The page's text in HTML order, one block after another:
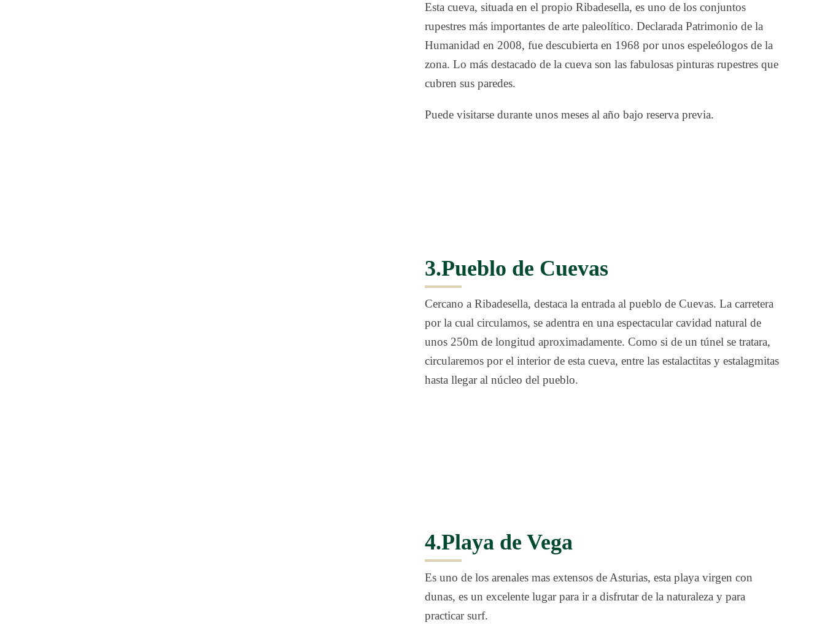
Esta cueva, situada en el propio Ribadesella, es uno de los conjuntos
rupestres más importantes de arte paleolítico. Declarada Patrimonio de la
Humanidad en 2008, fue descubierta en 1968 por unos espeleólogos de la
zona. Lo más destacado de la cueva son las fabulosas pinturas rupestres que
cubren sus paredes.
Puede visitarse durante unos meses al año bajo reserva previa.
3.Pueblo de Cuevas
Cercano a Ribadesella, destaca la entrada al pueblo de Cuevas. La carretera
por la cual circulamos, se adentra en una espectacular cavidad natural de
unos 250m de longitud aproximadamente. Como si de un túnel se tratara,
circularemos por el interior de esta cueva, entre las estalactitas y estalagmitas
hasta llegar al núcleo del pueblo.
4.Playa de Vega
Es uno de los arenales mas extensos de Asturias, esta playa virgen con
dunas, es un excelente lugar para ir a disfrutar de la naturaleza y para
practicar surf.